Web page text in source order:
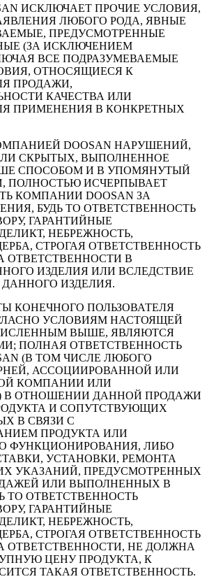
ИСКЛЮЧАЕТ ПРОЧИЕ УСЛОВИЯ,
ЛЮБОГО РОДА, ЯВНЫЕ
ПРЕДУСМОТРЕННЫЕ
(ЗА ИСКЛЮЧЕНИЕМ
ВСЕ ПОДРАЗУМЕВАЕМЫЕ
ОТНОСЯЩИЕСЯ К
ПРОДАЖИ,
КАЧЕСТВА ИЛИ
ПРИМЕНЕНИЯ В КОНКРЕТНЫХ
DOOSAN НАРУШЕНИЙ,
СКРЫТЫХ, ВЫПОЛНЕННОЕ
СПОСОБОМ И В УПОМЯНУТЫЙ
ПОЛНОСТЬЮ ИСЧЕРПЫВАЕТ
КОМПАНИИ DOOSAN ЗА
БУДЬ ТО ОТВЕТСТВЕННОСТЬ
ГАРАНТИЙНЫЕ
НЕБРЕЖНОСТЬ,
СТРОГАЯ ОТВЕТСТВЕННОСТЬ
ОТВЕТСТВЕННОСТИ В
ИЗДЕЛИЯ ИЛИ ВСЛЕДСТВИЕ
ИЗДЕЛИЯ.
КОНЕЧНОГО ПОЛЬЗОВАТЕЛЯ
УСЛОВИЯМ НАСТОЯЩЕЙ
ВЫШЕ, ЯВЛЯЮТСЯ
ПОЛНАЯ ОТВЕТСТВЕННОСТЬ
(В ТОМ ЧИСЛЕ ЛЮБОГО
АССОЦИИРОВАННОЙ ИЛИ
КОМПАНИИ ИЛИ
В ОТНОШЕНИИ ДАННОЙ ПРОДАЖИ
И СОПУТСТВУЮЩИХ
В СВЯЗИ С
ПРОДУКТА ИЛИ
ФУНКЦИОНИРОВАНИЯ, ЛИБО
УСТАНОВКИ, РЕМОНТА
УКАЗАНИЙ, ПРЕДУСМОТРЕННЫХ
ИЛИ ВЫПОЛНЕННЫХ В
ТО ОТВЕТСТВЕННОСТЬ
ГАРАНТИЙНЫЕ
НЕБРЕЖНОСТЬ,
СТРОГАЯ ОТВЕТСТВЕННОСТЬ
ОТВЕТСТВЕННОСТИ, НЕ ДОЛЖНА
ЦЕНУ ПРОДУКТА, К
ТАКАЯ ОТВЕТСТВЕННОСТЬ.